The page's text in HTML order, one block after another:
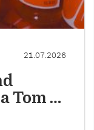
21.07.2026
Tom …